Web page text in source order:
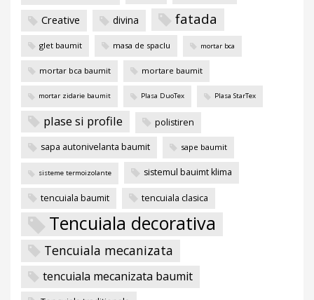
Creative divina fatada
glet baumit masa de spaclu mortar bca
mortar bca baumit mortare baumit
mortar zidarie baumit Plasa DuoTex Plasa StarTex
plase si profile polistiren
sapa autonivelanta baumit sape baumit
sisteme termoizolante sistemul bauimt klima
tencuiala baumit tencuiala clasica
Tencuiala decorativa
Tencuiala mecanizata
tencuiala mecanizata baumit